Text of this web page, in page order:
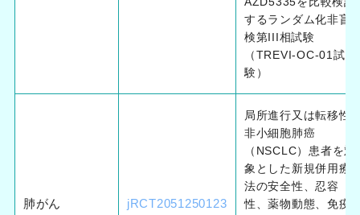
するランダム化非盲
検第III相試験
（TREVI-OC-01試
験）
肺がん jRCT2051250123
局所進行又は転移性
非小細胞肺癌
（NSCLC）患者を対
象とした新規併用療
法の安全性、忍容
性、薬物動態、免疫